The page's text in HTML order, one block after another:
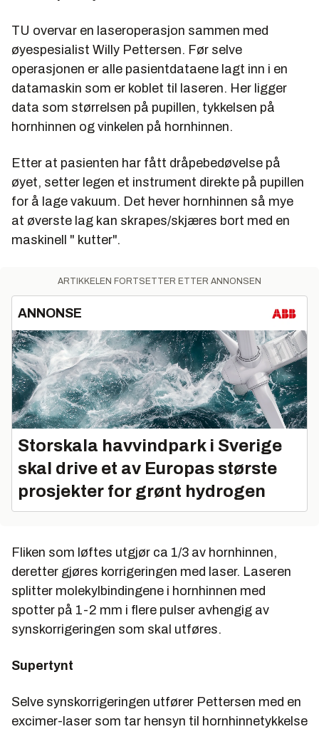
TU overvar en laseroperasjon sammen med
øyespesialist Willy Pettersen. Før selve
operasjonen er alle pasientdataene lagt inn i en
datamaskin som er koblet til laseren. Her ligger
data som størrelsen på pupillen, tykkelsen på
hornhinnen og vinkelen på hornhinnen.
Etter at pasienten har fått dråpebedøvelse på
øyet, setter legen et instrument direkte på pupillen
for å lage vakuum. Det hever hornhinnen så mye
at øverste lag kan skrapes/skjæres bort med en
maskinell " kutter".
ARTIKKELEN FORTSETTER ETTER ANNONSEN
ANNONSE
Storskala havvindpark i Sverige
skal drive et av Europas største
prosjekter for grønt hydrogen
Fliken som løftes utgjør ca 1/3 av hornhinnen,
deretter gjøres korrigeringen med laser. Laseren
splitter molekylbindingene i hornhinnen med
spotter på 1-2 mm i flere pulser avhengig av
synskorrigeringen som skal utføres.
Supertynt
Selve synskorrigeringen utfører Pettersen med en
excimer-laser som tar hensyn til hornhinnetykkelse